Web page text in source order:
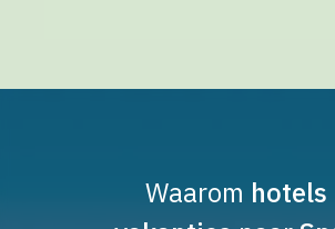
Waarom hotels